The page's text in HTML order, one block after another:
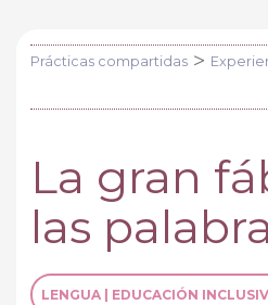
Prácticas compartidas>
La gran
las
LENGUA | EDUCACIÓN